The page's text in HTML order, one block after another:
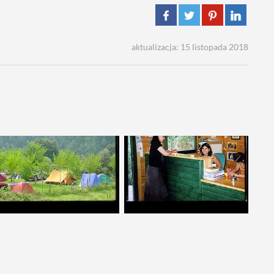
aktualizacja: 15 listopada 2018